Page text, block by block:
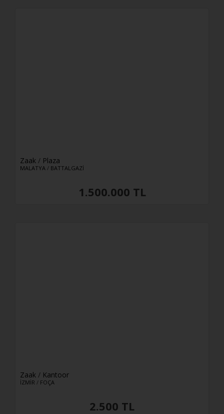
Zaak / Plaza
MALATYA / BATTALGAZİ
1.500.000 TL
Zaak / Kantoor
İZMİR / FOÇA
2.500 TL